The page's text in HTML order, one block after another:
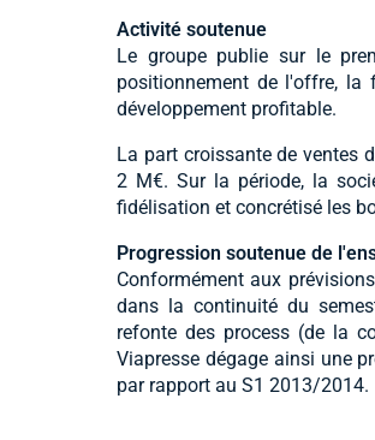
Activité soutenue
Le groupe publie sur le
positionnement de l'offre, la
développement profitable.
La part croissante de ventes
2 M€. Sur la période, la
fidélisation et concrétisé les
Progression soutenue de
Conformément aux
dans la continuité du
refonte des process (de la
Viapresse dégage ainsi une
par rapport au S1 2013/2014.